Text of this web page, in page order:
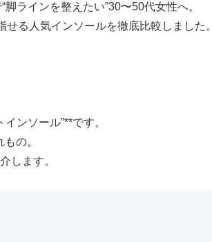
ラインを整えたい”30〜50代女性へ。
る人気インソールを徹底比較しました。
ンソール”**です。
の。
します。